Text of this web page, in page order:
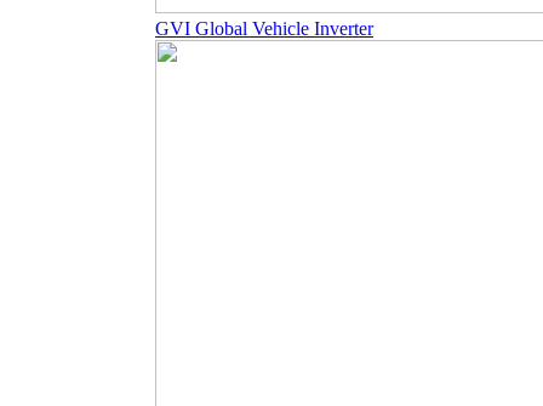
GVI Global Vehicle Inverter